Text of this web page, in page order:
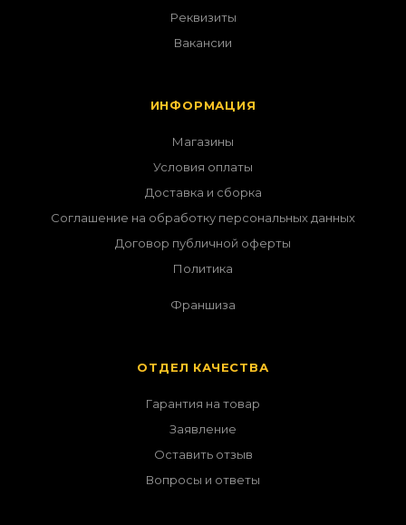
Реквизиты
Вакансии
ИНФОРМАЦИЯ
Магазины
Условия оплаты
Доставка и сборка
Соглашение на обработку персональных данных
Договор публичной оферты
Политика
Франшиза
ОТДЕЛ КАЧЕСТВА
Гарантия на товар
Заявление
Оставить отзыв
Вопросы и ответы